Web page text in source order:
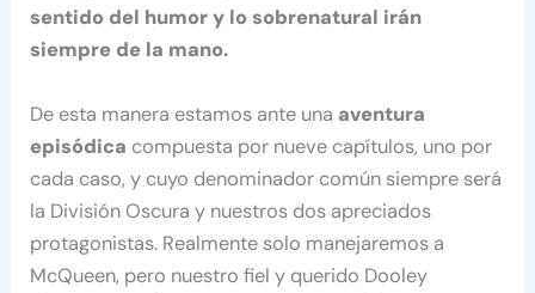
sentido del humor y lo sobrenatural irán
siempre de la mano.
De esta manera estamos ante una aventura
episódica compuesta por nueve capítulos, uno por
cada caso, y cuyo denominador común siempre será
la División Oscura y nuestros dos apreciados
protagonistas. Realmente solo manejaremos a
McQueen, pero nuestro fiel y querido Dooley